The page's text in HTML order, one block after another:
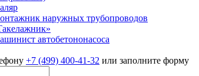
наружных трубопроводов
автобетононасоса
+7 (499) 400-41-32 или заполните форму